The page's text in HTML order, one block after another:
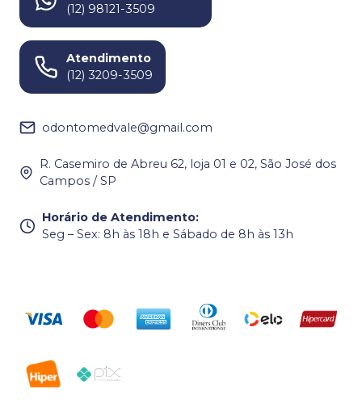
(12) 98121-3509
Atendimento
(12) 3209-3509
odontomedvale@gmail.com
R. Casemiro de Abreu 62, loja 01 e 02, São José dos
Campos / SP
Horário de Atendimento:
Seg – Sex: 8h às 18h e Sábado de 8h às 13h